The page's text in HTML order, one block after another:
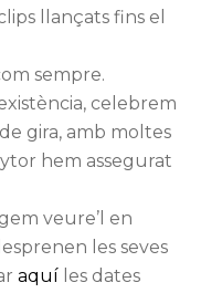
llançats fins el
sempre.
celebrem
de gira, amb moltes
hem assegurat
veure’l en
les seves
aquí les dates